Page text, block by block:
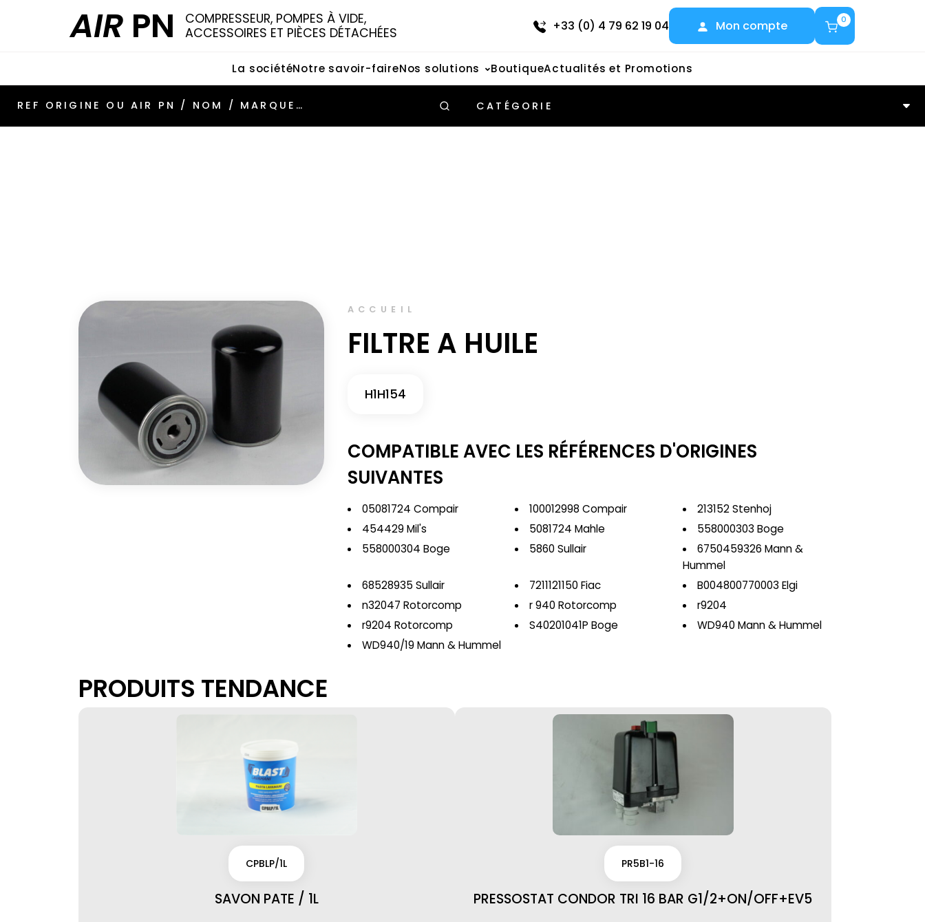
AIR PN
COMPRESSEUR, POMPES À VIDE,
ACCESSOIRES ET PIÈCES DÉTACHÉES
+33 (0) 4 79 62 19 04 Mon compte 0
La sociétéNotre savoir-faireNos solutions BoutiqueActualités et Promotions
CATÉGORIE
ACCUEIL
FILTRE A HUILE
H1H154
COMPATIBLE AVEC LES RÉFÉRENCES D'ORIGINES
SUIVANTES
05081724 Compair 100012998 Compair
213152 Stenhoj
454429 Mil's
5081724 Mahle
558000303 Boge
558000304 Boge
5860 Sullair
6750459326 Mann &
Hummel
68528935 Sullair
7211121150 Fiac
B004800770003 Elgi
n32047 Rotorcomp
r 940 Rotorcomp
r9204
r9204 Rotorcomp
S40201041P Boge
WD940 Mann & Hummel
WD940/19 Mann & Hummel
PRODUITS TENDANCE
CPBLP/1L
SAVON PATE / 1L
PR5B1-16
PRESSOSTAT CONDOR TRI 16 BAR G1/2+ON/OFF+EV5